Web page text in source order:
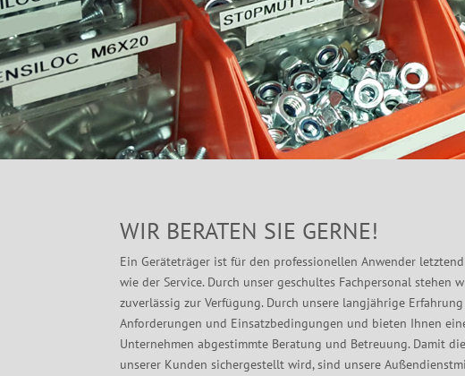
WIR BERATEN SIE GERNE!
Ein Geräteträger ist für den professionellen Anwender
wie der Service. Durch unser geschultes Fachpersonal stehen
zuverlässig zur Verfügung. Durch unsere langjährige
Anforderungen und Einsatzbedingungen und bieten Ihnen
Unternehmen abgestimmte Beratung und Betreuung. Damit
unserer Kunden sichergestellt wird, sind unsere